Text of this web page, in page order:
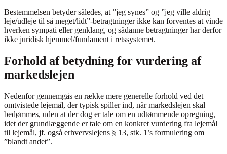
Bestemmelsen betyder således, at ”jeg synes” og ”jeg ville aldrig
leje/udleje til så meget/lidt”-betragtninger ikke kan forventes at vinde
hverken sympati eller genklang, og sådanne betragtninger har derfor
ikke juridisk hjemmel/fundament i retssystemet.
Forhold af betydning for vurdering af
markedslejen
Nedenfor gennemgås en række mere generelle forhold ved det
omtvistede lejemål, der typisk spiller ind, når markedslejen skal
bedømmes, uden at der dog er tale om en udtømmende opregning,
idet der grundlæggende er tale om en konkret vurdering fra lejemål
til lejemål, jf. også erhvervslejens § 13, stk. 1’s formulering om
”blandt andet”.